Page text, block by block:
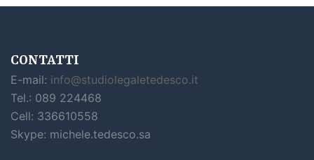
CONTATTI
E-mail: info@studiolegaletedesco.it
Tel.: 089 224468
Cell: 336610558
Skype: michele.tedesco.sa